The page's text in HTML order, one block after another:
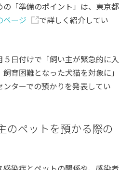
「準備のポイント」は、東京都
ページ
で詳しく紹介してい
日付けで「飼い主が緊急的に入
育困難となった犬猫を対象に」
ターでの預かりを発表してい
のペットを預かる際の